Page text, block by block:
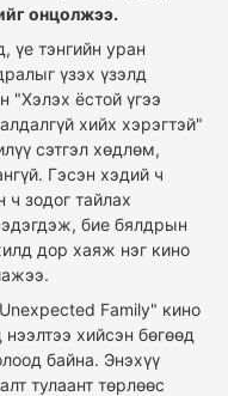
онцолжээ.
үе тэнгийн уран
үзэх үзэлд
"Хэлэх ёстой үгээ
хийх хэрэгтэй"
сэтгэл хөдлөм,
Гэсэн хэдий ч
ч зодог тайлах
бие бялдрын
дор хаяж нэг кино
Family" кино
хийсэн бөгөөд
байна. Энэхүү
тулаант төрлөөс